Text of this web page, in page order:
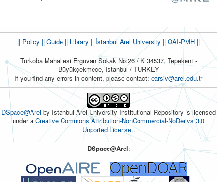
|| Policy || Guide || Library || İstanbul Arel University || OAI-PMH ||
Türkoba Mahallesi Erguvan Sokak No:26 / K 34537, Tepekent -
Büyükçekmece, İstanbul / TURKEY
If you find any errors in content, please contact: earsiv@arel.edu.tr
DSpace@Arel by Istanbul Arel University Institutional Repository is licensed
under a Creative Commons Attribution-NonCommercial-NoDerivs 3.0
Unported License..
DSpace@Arel: